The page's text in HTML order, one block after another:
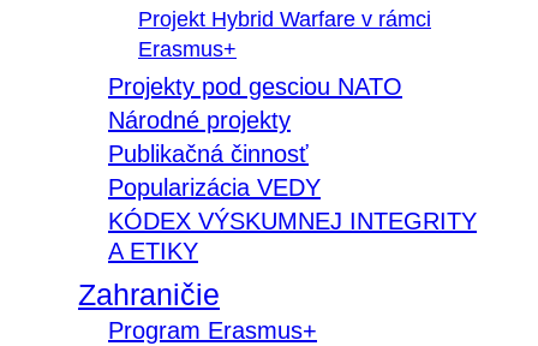
Projekt Hybrid Warfare v rámci
Erasmus+
Projekty pod gesciou NATO
Národné projekty
Publikačná činnosť
Popularizácia VEDY
KÓDEX VÝSKUMNEJ INTEGRITY
A ETIKY
Zahraničie
Program Erasmus+